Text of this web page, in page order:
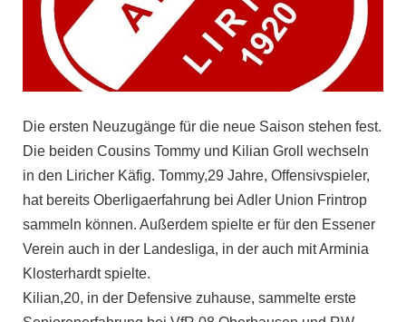
Die ersten Neuzugänge für die neue Saison stehen fest.
Die beiden Cousins Tommy und Kilian Groll wechseln
in den Liricher Käfig. Tommy,29 Jahre, Offensivspieler,
hat bereits Oberligaerfahrung bei Adler Union Frintrop
sammeln können. Außerdem spielte er für den Essener
Verein auch in der Landesliga, in der auch mit Arminia
Klosterhardt spielte.
Kilian,20, in der Defensive zuhause, sammelte erste